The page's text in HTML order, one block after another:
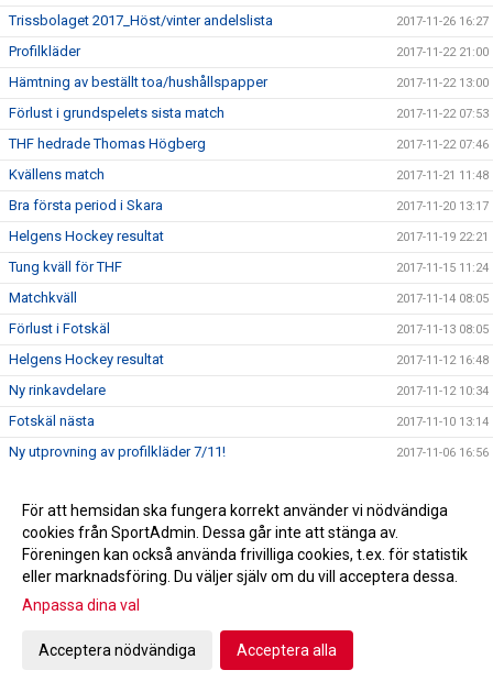
Trissbolaget 2017_Höst/vinter andelslista 2017-11-26 16:27
Profilkläder 2017-11-22 21:00
Hämtning av beställt toa/hushållspapper 2017-11-22 13:00
Förlust i grundspelets sista match 2017-11-22 07:53
THF hedrade Thomas Högberg 2017-11-22 07:46
Kvällens match 2017-11-21 11:48
Bra första period i Skara 2017-11-20 13:17
Helgens Hockey resultat 2017-11-19 22:21
Tung kväll för THF 2017-11-15 11:24
Matchkväll 2017-11-14 08:05
Förlust i Fotskäl 2017-11-13 08:05
Helgens Hockey resultat 2017-11-12 16:48
Ny rinkavdelare 2017-11-12 10:34
Fotskäl nästa 2017-11-10 13:14
Ny utprovning av profilkläder 7/11! 2017-11-06 16:56
Helgens Hockey resultat 2017-11-05 21:44
Derby fredag ! 2017-11-03 13:38
Fotografering 27/11 2017-10-31 21:07
Jakt på poäng fortsätter i Nittorp
För att hemsidan ska fungera korrekt använder vi nödvändiga
cookies från SportAdmin. Dessa går inte att stänga av.
Föreningen kan också använda frivilliga cookies, t.ex. för statistik
eller marknadsföring. Du väljer själv om du vill acceptera dessa.
Anpassa dina val
Acceptera nödvändiga Acceptera alla